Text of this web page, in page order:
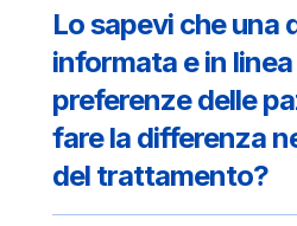
Lo sapevi che una
informata e in
preferenze delle
fare la differenza
del trattamento?